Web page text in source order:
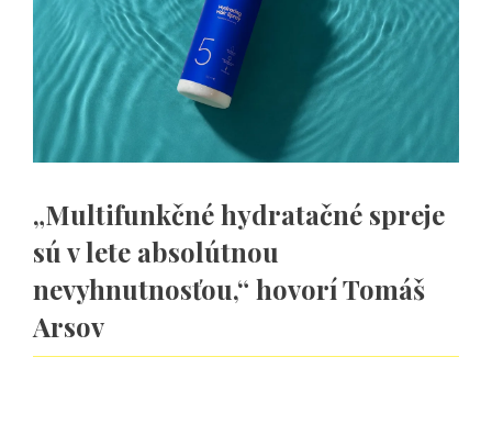
„Multifunkčné hydratačné spreje
sú v lete absolútnou
nevyhnutnosťou,“ hovorí Tomáš
Arsov